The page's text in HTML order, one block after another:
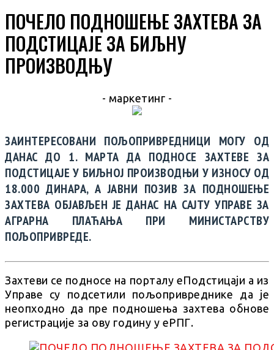
ПОЧЕЛО ПОДНОШЕЊЕ ЗАХТЕВА ЗА
ПОДСТИЦАЈЕ ЗА БИЉНУ
ПРОИЗВОДЊУ
- маркетинг -
ЗАИНТЕРЕСОВАНИ ПОЉОПРИВРЕДНИЦИ МОГУ ОД
ДАНАС ДО 1. МАРТА ДА ПОДНОСЕ ЗАХТЕВЕ ЗА
ПОДСТИЦАЈЕ У БИЉНОЈ ПРОИЗВОДЊИ У ИЗНОСУ ОД
18.000 ДИНАРА, А ЈАВНИ ПОЗИВ ЗА ПОДНОШЕЊЕ
ЗАХТЕВА ОБЈАВЉЕН ЈЕ ДАНАС НА САЈТУ УПРАВЕ ЗА
АГРАРНА ПЛАЋАЊА ПРИ МИНИСТАРСТВУ
ПОЉОПРИВРЕДЕ.
Захтеви се подносе на порталу еПодстицаји а из
Управе су подсетили пољопривреднике да је
неопходно да пре подношења захтева обнове
регистрације за ову годину у еРПГ.